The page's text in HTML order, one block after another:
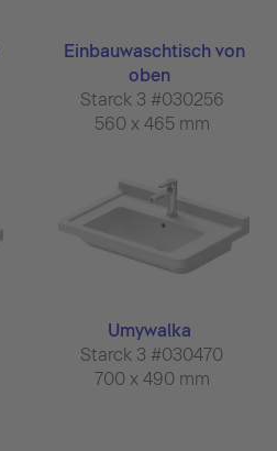
Einbauwaschtisch von
oben
Starck 3 #030256
560 x 465 mm
Umywalka
Starck 3 #030470
700 x 490 mm